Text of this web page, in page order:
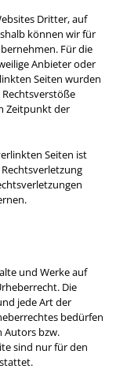
Dritter, auf
können wir für
Für die
Anbieter oder
Seiten wurden
Zeitpunkt der
Seiten ist
und Werke auf
Die
jede Art der
bedürfen
Autors bzw.
sind nur für den